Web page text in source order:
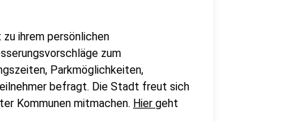
ihrem persönlichen
zum
Parkmöglichkeiten,
befragt. Die Stadt freut sich
Kommunen mitmachen. Hier geht